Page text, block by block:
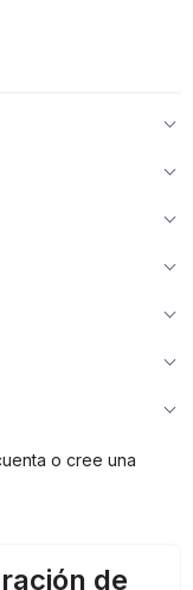
***
***
***
***
***
***
o cree una
de